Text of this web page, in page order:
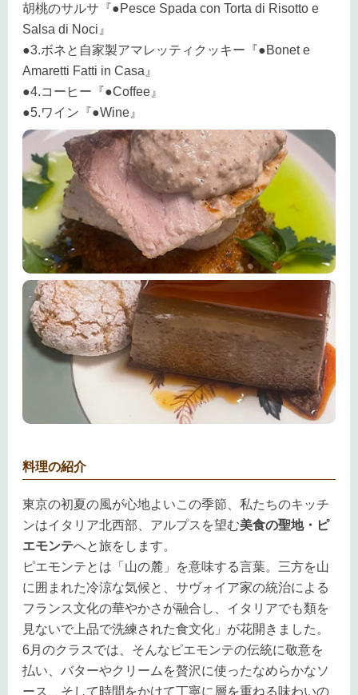
胡桃のサルサ『●Pesce Spada con Torta di Risotto e
Salsa di Noci』
●3.ボネと自家製アマレッティクッキー『●Bonet e
Amaretti Fatti in Casa』
●4.コーヒー『●Coffee』
●5.ワイン『●Wine』
料理の紹介
東京の初夏の風が心地よいこの季節、私たちのキッチ
ンはイタリア北西部、アルプスを望む美食の聖地・ピ
エモンテへと旅をします。
ピエモンテとは「山の麓」を意味する言葉。三方を山
に囲まれた冷涼な気候と、サヴォイア家の統治による
フランス文化の華やかさが融合し、イタリアでも類を
見ないで上品で洗練された食文化」が花開きました。
6月のクラスでは、そんなピエモンテの伝統に敬意を
払い、バターやクリームを贅沢に使ったなめらかなソ
ース、そして時間をかけて丁寧に層を重ねる味わいの